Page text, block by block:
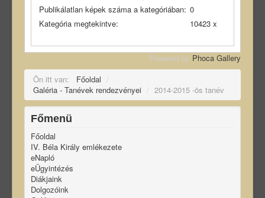
Publikálatlan képek száma a kategóriában: 0
Kategória megtekintve:
10423 x
Powered by Phoca Gallery
Ön itt van:
Főoldal /
Galéria - Tanévek rendezvényei / 2014-2015 -ös tanév
Főmenü
Főoldal
IV. Béla Király emlékezete
eNapló
eÜgyintézés
Diákjaink
Dolgozóink